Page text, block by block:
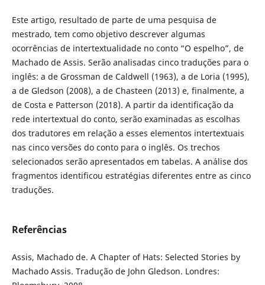
Este artigo, resultado de parte de uma pesquisa de
mestrado, tem como objetivo descrever algumas
ocorrências de intertextualidade no conto “O espelho”, de
Machado de Assis. Serão analisadas cinco traduções para o
inglês: a de Grossman de Caldwell (1963), a de Loria (1995),
a de Gledson (2008), a de Chasteen (2013) e, finalmente, a
de Costa e Patterson (2018). A partir da identificação da
rede intertextual do conto, serão examinadas as escolhas
dos tradutores em relação a esses elementos intertextuais
nas cinco versões do conto para o inglês. Os trechos
selecionados serão apresentados em tabelas. A análise dos
fragmentos identificou estratégias diferentes entre as cinco
traduções.
Referências
Assis, Machado de. A Chapter of Hats: Selected Stories by
Machado Assis. Tradução de John Gledson. Londres: